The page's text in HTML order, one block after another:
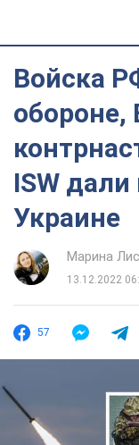
Войска
обороне,
ISW
Украине
Марина
13.12.2022
57